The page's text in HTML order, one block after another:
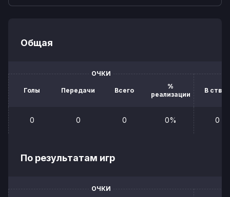
Общая
ОЧКИ
Голы Передачи Всего
%
реализации
В створ
0 0 0 0% 0
По результатам игр
ОЧКИ